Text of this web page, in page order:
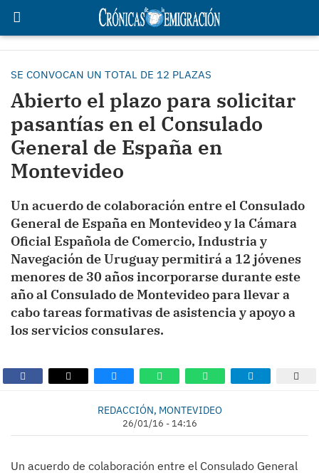
SE CONVOCAN UN TOTAL DE 12 PLAZAS
Abierto el plazo para solicitar
pasantías en el Consulado
General de España en
Montevideo
Un acuerdo de colaboración entre el Consulado
General de España en Montevideo y la Cámara
Oficial Española de Comercio, Industria y
Navegación de Uruguay permitirá a 12 jóvenes
menores de 30 años incorporarse durante este
año al Consulado de Montevideo para llevar a
cabo tareas formativas de asistencia y apoyo a
los servicios consulares.
REDACCIÓN, MONTEVIDEO
26/01/16 - 14:16
Un acuerdo de colaboración entre el Consulado General